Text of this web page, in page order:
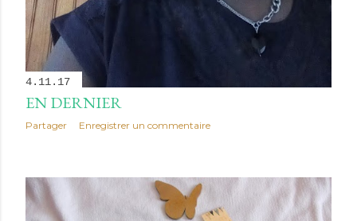
4.11.17
EN DERNIER
Partager Enregistrer un commentaire